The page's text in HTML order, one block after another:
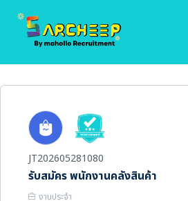
JT202605281080
รับสมัคร พนักงานคลังสินค้า
งานประจำ